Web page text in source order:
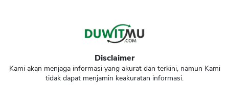
Disclaimer
Kami akan menjaga informasi yang akurat dan terkini, namun Kami
tidak dapat menjamin keakuratan informasi.